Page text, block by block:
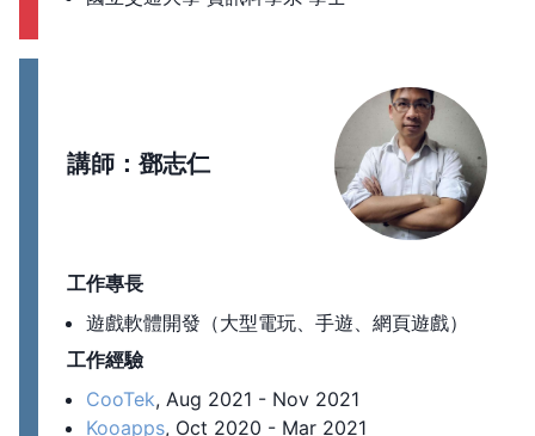
講師：鄧志仁
工作專長
遊戲軟體開發（大型電玩、手遊、網頁遊戲）
工作經驗
CooTek, Aug 2021 - Nov 2021
Kooapps, Oct 2020 - Mar 2021